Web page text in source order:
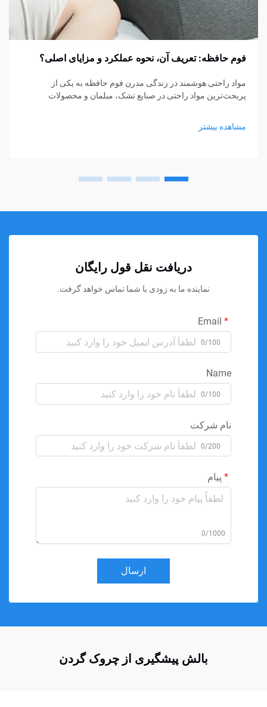
فوم حافظه: تعریف آن، نحوه عملکرد و مزایای اصلی؟
مواد راحتی هوشمند در زندگی مدرن فوم حافظه به یکی از
پربحث‌ترین مواد راحتی در صنایع تشک، مبلمان و محصولات
مشاهده بیشتر
دریافت نقل قول رایگان
نماینده ما به زودی با شما تماس خواهد گرفت.
0/100
Name
0/100
نام شرکت
0/200
پیام
0/1000
ارسال
بالش پیشگیری از چروک گردن